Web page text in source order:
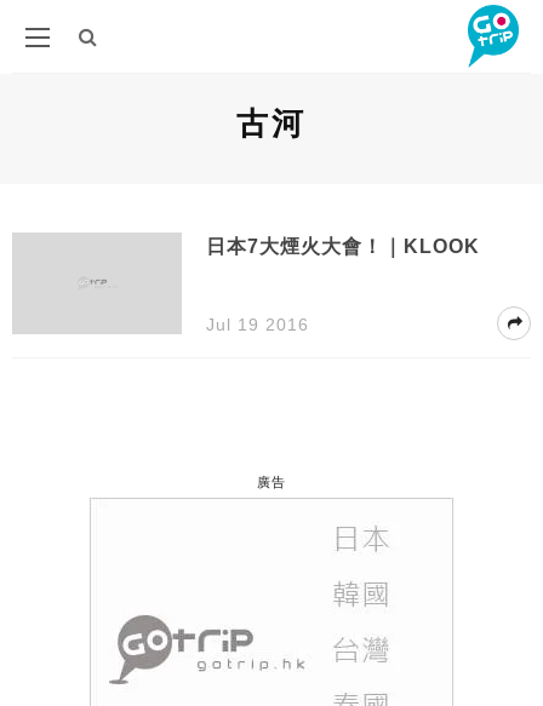
古河
日本7大煙火大會！｜KLOOK
Jul 19 2016
廣告